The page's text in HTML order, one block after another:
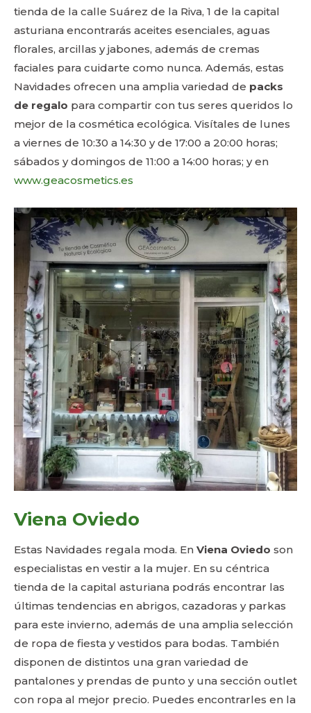
tienda de la calle Suárez de la Riva, 1 de la capital
asturiana encontrarás aceites esenciales, aguas
florales, arcillas y jabones, además de cremas
faciales para cuidarte como nunca. Además, estas
Navidades ofrecen una amplia variedad de packs
de regalo para compartir con tus seres queridos lo
mejor de la cosmética ecológica. Visítales de lunes
a viernes de 10:30 a 14:30 y de 17:00 a 20:00 horas;
sábados y domingos de 11:00 a 14:00 horas; y en
www.geacosmetics.es
Viena Oviedo
Estas Navidades regala moda. En Viena Oviedo son
especialistas en vestir a la mujer. En su céntrica
tienda de la capital asturiana podrás encontrar las
últimas tendencias en abrigos, cazadoras y parkas
para este invierno, además de una amplia selección
de ropa de fiesta y vestidos para bodas. También
disponen de distintos una gran variedad de
pantalones y prendas de punto y una sección outlet
con ropa al mejor precio. Puedes encontrarles en la